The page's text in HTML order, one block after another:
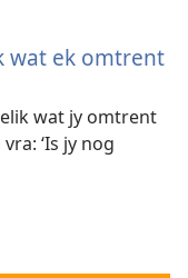
wat ek omtrent
wat jy omtrent
‘Is jy nog